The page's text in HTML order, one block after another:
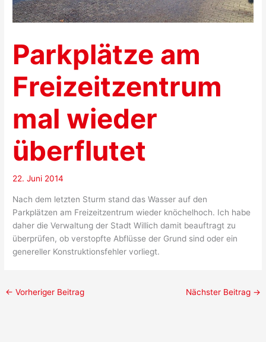
Parkplätze am
Freizeitzentrum
mal wieder
überflutet
22. Juni 2014
Nach dem letzten Sturm stand das Wasser auf den
Parkplätzen am Freizeitzentrum wieder knöchelhoch. Ich habe
daher die Verwaltung der Stadt Willich damit beauftragt zu
überprüfen, ob verstopfte Abflüsse der Grund sind oder ein
genereller Konstruktionsfehler vorliegt.
← Vorheriger Beitrag Nächster Beitrag →